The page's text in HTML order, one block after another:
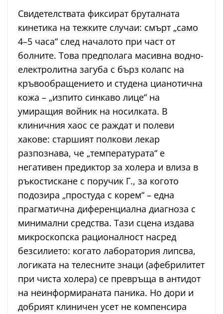
Свидетелствата фиксират бруталната
кинетика на тежките случаи: смърт „само
4–5 часа“ след началото при част от
болните. Това предполага масивна водно-
електролитна загуба с бърз колапс на
кръвообращението и студена цианотична
кожа – „изпито синкаво лице“ на
умиращия войник на носилката. В
клиничния хаос се раждат и полеви
хакове: старшият полкови лекар
разпознава, че „температурата“ е
негативен предиктор за холера и влиза в
ръкостискане с поручик Г., за когото
подозира „простуда с корем“ – една
прагматична диференциална диагноза с
минимални средства. Тази сцена издава
микроскопска рационалност насред
безсилието: когато лаборатория липсва,
логиката на телесните знаци (афебрилитет
при чиста холера) се превръща в антидот
на неинформираната паника. Но дори и
добрият клиничен усет не компенсира